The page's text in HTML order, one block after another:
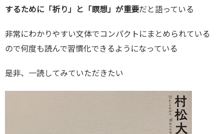
するために「祈り」と「瞑想」が重要だと語っている
非常にわかりやすい文体でコンパクトにまとめられている
ので何度も読んで習慣化できるようになっている
是非、一読してみていただきたい